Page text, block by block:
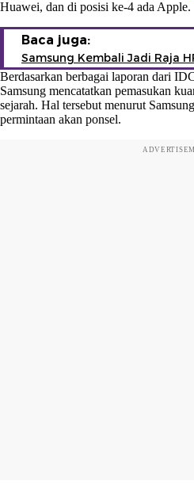
Huawei, dan di posisi ke-4 ada Apple.
Baca juga:
Samsung Kembali Jadi Raja
Berdasarkan berbagai laporan dari
Samsung mencatatkan pemasukan
sejarah. Hal tersebut menurut
permintaan akan ponsel.